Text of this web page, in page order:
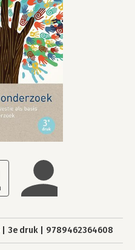
3e druk 9789462364608